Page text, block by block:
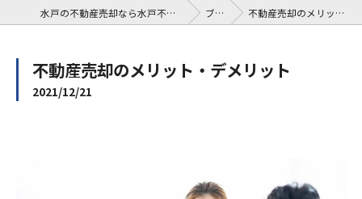
水戸の不動産売却なら水戸不動産売却相談センター ブログ 不動産売却のメリット・デメリット
不動産売却のメリット・デメリット
2021/12/21